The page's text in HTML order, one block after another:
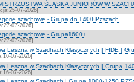
ŚLĄSKA JUNIORÓW W
07-2026]
szachowe - Grupa do 1400 Pzszach
07-2026]
szachowe - Grupa1600+
07-2026]
Leszna w Szachach Klasycznych | FIDE |
07-2026]
Leszna w Szachach Klasycznych | Grupa
07-2026]